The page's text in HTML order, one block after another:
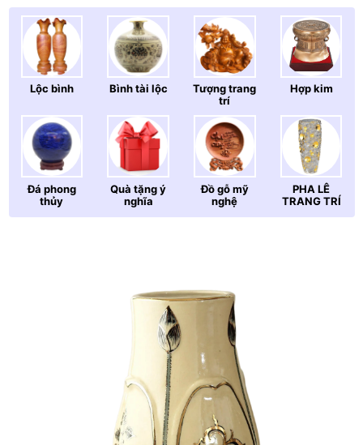
Lộc bình Bình tài lộc
Tượng trang
trí
Hợp kim
Đá phong
thủy
Quà tặng ý
nghĩa
Đồ gỗ mỹ
nghệ
PHA LÊ
TRANG TRÍ